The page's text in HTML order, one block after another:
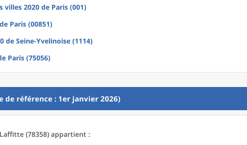
villes 2020 de Paris (001)
de Paris (00851)
de Seine-Yvelinoise (1114)
Paris (75056)
référence : 1er janvier 2026)
(78358) appartient :